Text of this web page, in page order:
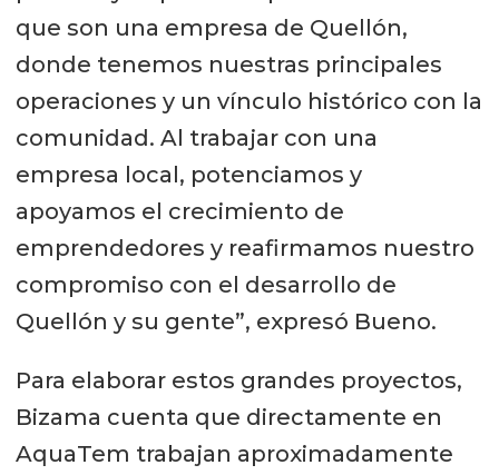
elementos de Chiloé en el interior.
Es un diseño innovador del cual no
dudamos en participar”, destacó
Guido Villa, arquitecto y dueño de
empresa de arquitectura
Chilwe Arquitectos, que colaboró en
este concepto de pontón habitable.
El pontón tiene habitabilidad para 12,
total, 2 dormitorios cuádruples y 2
dobles con baño privado. En tnato,
el comedor tiene capacidad para 16
que son una empresa de Quellón,
donde tenemos nuestras principales
operaciones y un vínculo histórico con la
comunidad. Al trabajar con una
empresa local, potenciamos y
apoyamos el crecimiento de
emprendedores y reafirmamos nuestro
compromiso con el desarrollo de
Quellón y su gente”, expresó Bueno.
Para elaborar estos grandes proyectos,
Bizama cuenta que directamente en
AquaTem trabajan aproximadamente